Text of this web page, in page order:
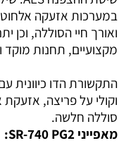
במערכות אזעקה
ואורך חיי הסוללה, וכן
מקצועיים, תחנות
התקשורת הדו כיוונית
וקולי על פריצה,
סוללה חלשה.
מאפייני SR-740 PG2: